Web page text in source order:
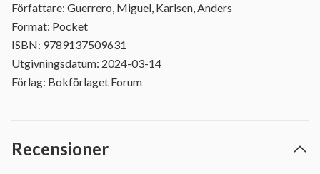
Författare: Guerrero, Miguel, Karlsen, Anders
Format: Pocket
ISBN: 9789137509631
Utgivningsdatum: 2024-03-14
Förlag: Bokförlaget Forum
Recensioner